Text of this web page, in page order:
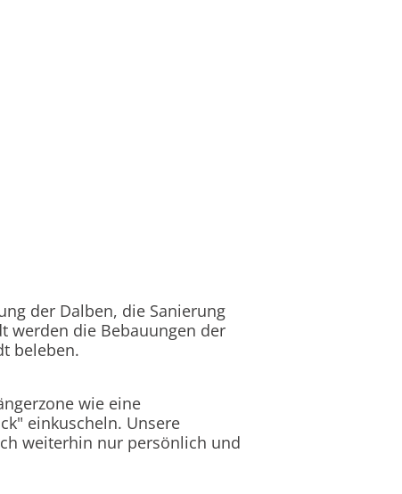
der Dalben, die Sanierung
werden die Bebauungen der
beleben.
wie eine
einkuscheln. Unsere
weiterhin nur persönlich und